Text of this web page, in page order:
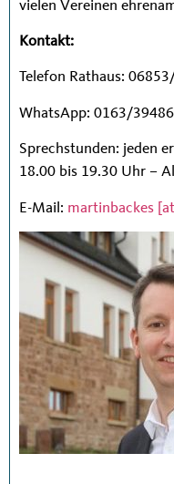
vielen Vereinen
Kontakt:
Telefon Rathaus:
WhatsApp: 0163/
Sprechstunden: jeden
18.00 bis 19.30 Uhr –
E-Mail: martinbackes